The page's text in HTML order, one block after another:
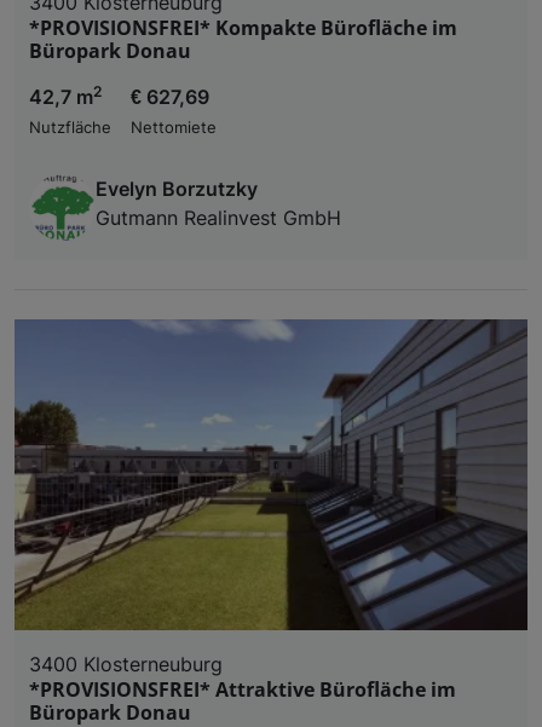
*PROVISIONSFREI* Kompakte Bürofläche im
Büropark Donau
42,7 m2
Nutzfläche
€ 627,69
Nettomiete
Evelyn Borzutzky
Gutmann Realinvest GmbH
3400 Klosterneuburg
*PROVISIONSFREI* Attraktive Bürofläche im
Büropark Donau